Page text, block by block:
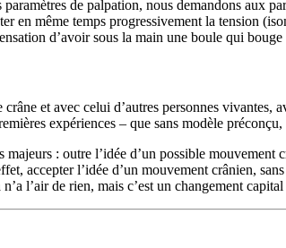
de palpation, nous demandons aux
en même temps progressivement la tension
d’avoir sous la main une boule qui
et avec celui d’autres personnes
expériences – que sans modèle
: outre l’idée d’un possible
accepter l’idée d’un mouvement crânien,
l’air de rien, mais c’est un changement